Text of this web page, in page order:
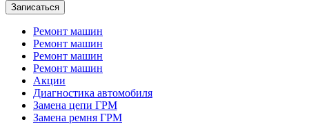
Записаться
Ремонт машин
Ремонт машин
Ремонт машин
Ремонт машин
Акции
Диагностика автомобиля
Замена цепи ГРМ
Замена ремня ГРМ